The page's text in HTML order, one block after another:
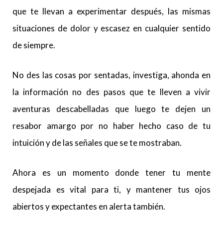
que te llevan a experimentar después, las mismas
situaciones de dolor y escasez en cualquier sentido
de siempre.
No des las cosas por sentadas, investiga, ahonda en
la información no des pasos que te lleven a vivir
aventuras descabelladas que luego te dejen un
resabor amargo por no haber hecho caso de tu
intuición y de las señales que se te mostraban.
Ahora es un momento donde tener tu mente
despejada es vital para ti, y mantener tus ojos
abiertos y expectantes en alerta también.